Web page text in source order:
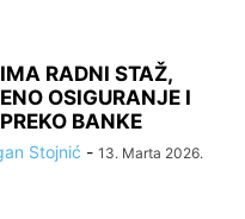
RADNI STAŽ,
OSIGURANJE I
BANKE
Stojnić - 13. Marta 2026.